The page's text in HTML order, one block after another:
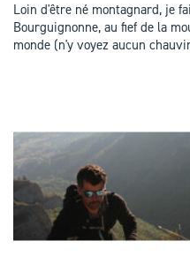
Loin d'être né montagnard, je
Bourguignonne, au fief de la
monde (n'y voyez aucun